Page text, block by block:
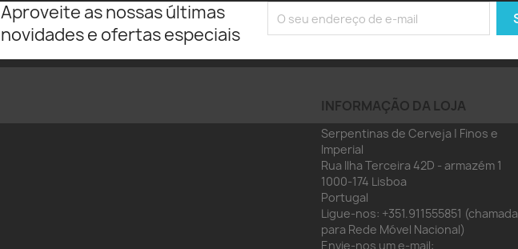
Aproveite as nossas últimas
novidades e ofertas especiais
INFORMAÇÃO DA LOJA
Serpentinas de Cerveja | Finos e
Imperial
Rua Ilha Terceira 42D - armazém 1
1000-174 Lisboa
Portugal
Ligue-nos: +351.911555851 (chamada
para Rede Móvel Nacional)
Envie-nos um e-mail: